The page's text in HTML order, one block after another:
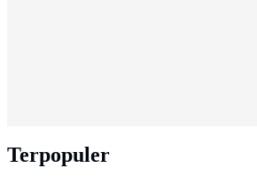
Terpopuler